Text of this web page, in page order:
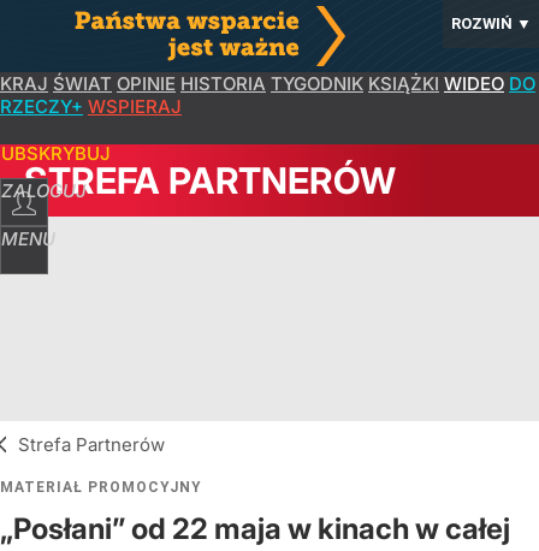
ROZWIŃ ▼
KRAJ ŚWIAT OPINIE HISTORIA TYGODNIK KSIĄŻKI WIDEO DO
RZECZY+ WSPIERAJ
ZALOGUJ
MENU
STREFA PARTNERÓW
Strefa Partnerów
MATERIAŁ PROMOCYJNY
„Posłani” od 22 maja w kinach w całej